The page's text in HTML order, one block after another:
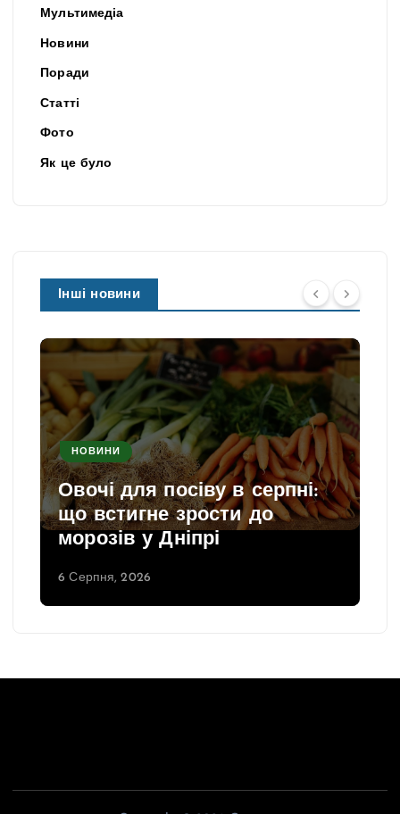
Мультимедіа
Новини
Поради
Статті
Фото
Як це було
Інші новини
НОВИНИ
Овочі для посіву в серпні:
що встигне зрости до
морозів у Дніпрі
6 Серпня, 2026